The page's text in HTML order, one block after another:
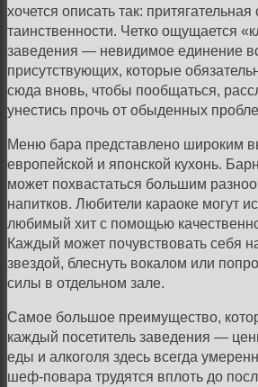
хочется описать так:
таинственности. Четко ощущается
заведения — невидимое единение
присутствующих, которые
сюда вновь, чтобы пообщаться,
унестись прочь от обыденных
Меню бара представлено широким
европейской и японской кухонь.
может похвастаться большим
напитков. Любители караоке могут
любимый хит с помощью
Каждый может почувствовать себя
звездой, блеснуть вокалом или
силы в отдельном зале.
Самое большое преимущество,
каждый посетитель заведения —
еды и алкоголя здесь всегда
шеф-повара трудятся вплоть до